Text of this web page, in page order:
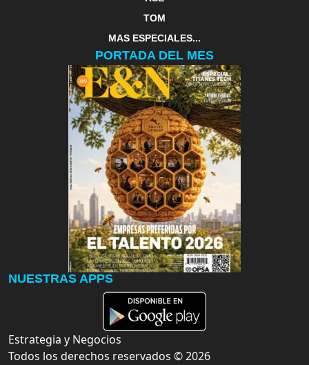
TOM
MAS ESPECIALES...
PORTADA DEL MES
NUESTRAS APPS
Estrategia y Negocios
Todos los derechos reservados ©2026